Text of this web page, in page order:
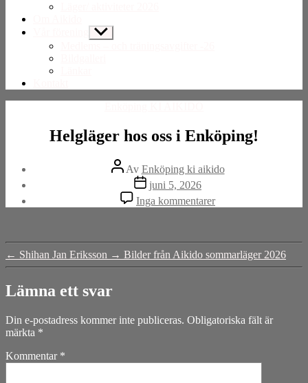
Visa
undermeny
Helgläger hos oss i Enköping!
Inläggsförfattare
Av Enköping ki aikido
Inläggsdatum
juni 5, 2026
Inga kommentarertill
Helgläger
i
Enköping!
← Shihan Jan Eriksson → Bilder från Aikido sommarläger 2026
Lämna ett svar
Din e-postadress kommer inte publiceras. Obligatoriska fält är
märkta *
Kommentar *